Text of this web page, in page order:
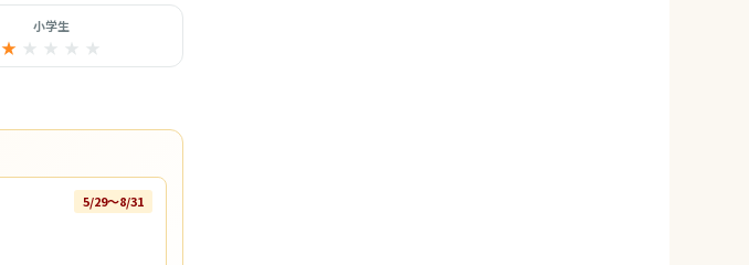
小学生
★ ★ ★ ★ ★
5/29〜8/31